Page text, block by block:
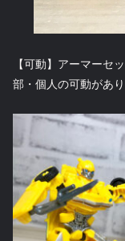
【可動】アーマーセ
部・個人の可動があ